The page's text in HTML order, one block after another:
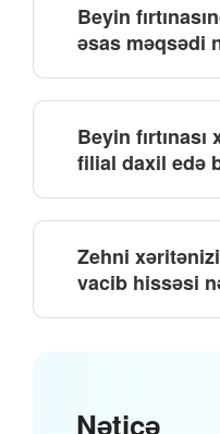
Beyin
əsas məqsədi
Beyin
filial daxil edə
Zehni
vacib hissəsi
Nəticə